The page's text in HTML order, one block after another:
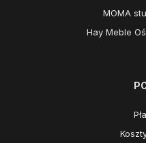
MOMA
Hay Meble